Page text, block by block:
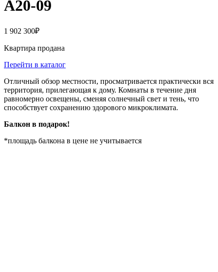
A20-09
1 902 300₽
Квартира продана
Перейти в каталог
Отличный обзор местности, просматривается практически вся
территория, прилегающая к дому. Комнаты в течение дня
равномерно освещены, сменяя солнечный свет и тень, что
способствует сохранению здорового микроклимата.
Балкон в подарок!
*площадь балкона в цене не учитывается